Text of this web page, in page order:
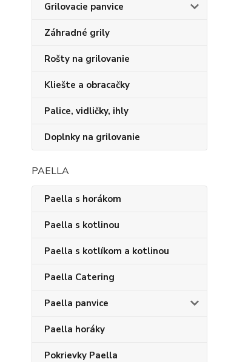
Grilovacie panvice
Záhradné grily
Rošty na grilovanie
Kliešte a obracačky
Palice, vidličky, ihly
Doplnky na grilovanie
PAELLA
Paella s horákom
Paella s kotlinou
Paella s kotlíkom a kotlinou
Paella Catering
Paella panvice
Paella horáky
Pokrievky Paella